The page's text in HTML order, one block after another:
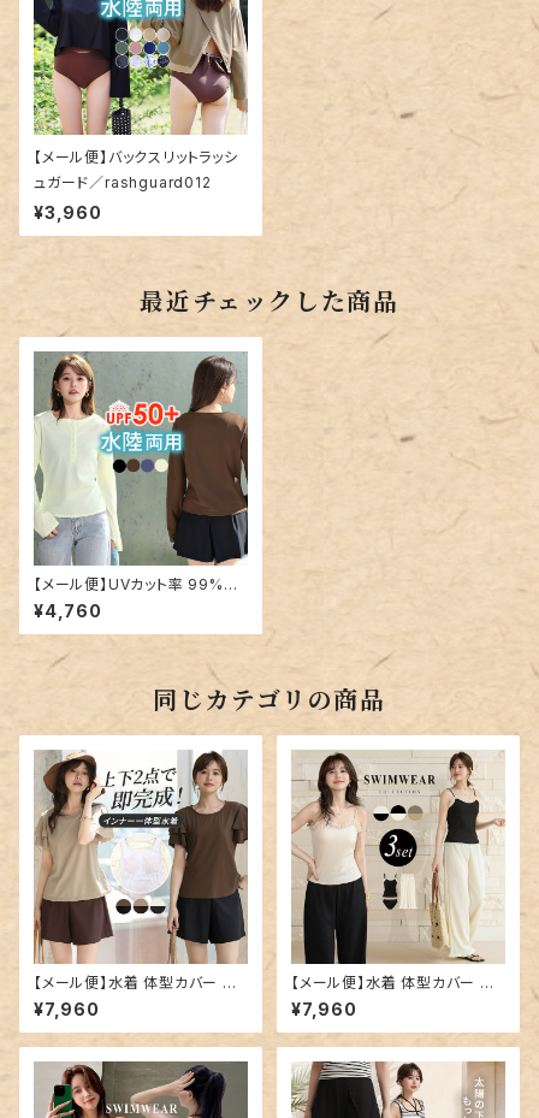
【メール便】バックスリットラッシ
ュガード／rashguard012
¥3,960
最近チェックした商品
【メール便】UVカット率 99%以
上 ラッシュガード ヘンリーネッ
ク ロンT 洋服見え UV／rashg
uard080
¥4,760
同じカテゴリの商品
【メール便】水着 体型カバー レ
ディース 半袖 ティアード フレア
スリーブ ブラ一体型トップス シ
ョートパンツ 2点セット／hys34
¥7,960
【メール便】水着 体型カバー キ
ャミキニ レディース パンツ ワイ
ドパンツ 3点セット／hys3438
¥7,960